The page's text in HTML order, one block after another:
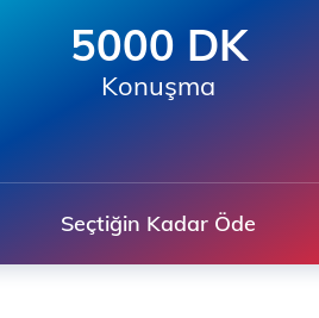
5000 DK
Konuşma
Seçtiğin Kadar Öde